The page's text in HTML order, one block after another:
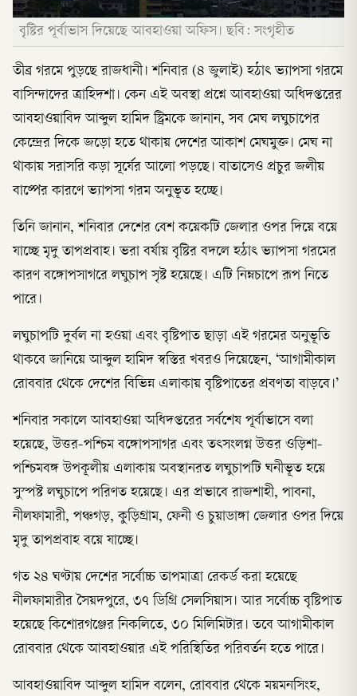
বৃষ্টির পূর্বাভাস দিয়েছে আবহাওয়া অফিস। ছবি: সংগৃহীত
তীব্র গরমে পুড়ছে রাজধানী। শনিবার (৪ জুলাই) হঠাৎ ভ্যাপসা গরমে
বাসিন্দাদের ত্রাহিদশা। কেন এই অবস্থা প্রশ্নে আবহাওয়া অধিদপ্তরের
আবহাওয়াবিদ আব্দুল হামিদ স্ট্রিমকে জানান, সব মেঘ লঘুচাপের
কেন্দ্রের দিকে জড়ো হতে থাকায় দেশের আকাশ মেঘমুক্ত। মেঘ না
থাকায় সরাসরি কড়া সূর্যের আলো পড়ছে। বাতাসেও প্রচুর জলীয়
বাষ্পের কারণে ভ্যাপসা গরম অনুভূত হচ্ছে।
তিনি জানান, শনিবার দেশের বেশ কয়েকটি জেলার ওপর দিয়ে বয়ে
যাচ্ছে মৃদু তাপপ্রবাহ। ভরা বর্ষায় বৃষ্টির বদলে হঠাৎ ভ্যাপসা গরমের
কারণ বঙ্গোপসাগরে লঘুচাপ সৃষ্ট হয়েছে। এটি নিম্নচাপে রূপ নিতে
পারে।
লঘুচাপটি দুর্বল না হওয়া এবং বৃষ্টিপাত ছাড়া এই গরমের অনুভূতি
থাকবে জানিয়ে আব্দুল হামিদ স্বস্তির খবরও দিয়েছেন, ‘আগামীকাল
রোববার থেকে দেশের বিভিন্ন এলাকায় বৃষ্টিপাতের প্রবণতা বাড়বে।’
শনিবার সকালে আবহাওয়া অধিদপ্তরের সর্বশেষ পূর্বাভাসে বলা
হয়েছে, উত্তর-পশ্চিম বঙ্গোপসাগর এবং তৎসংলগ্ন উত্তর ওড়িশা-
পশ্চিমবঙ্গ উপকূলীয় এলাকায় অবস্থানরত লঘুচাপটি ঘনীভূত হয়ে
সুস্পষ্ট লঘুচাপে পরিণত হয়েছে। এর প্রভাবে রাজশাহী, পাবনা,
নীলফামারী, পঞ্চগড়, কুড়িগ্রাম, ফেনী ও চুয়াডাঙ্গা জেলার ওপর দিয়ে
মৃদু তাপপ্রবাহ বয়ে যাচ্ছে।
গত ২৪ ঘণ্টায় দেশের সর্বোচ্চ তাপমাত্রা রেকর্ড করা হয়েছে
নীলফামারীর সৈয়দপুরে, ৩৭ ডিগ্রি সেলসিয়াস। আর সর্বোচ্চ বৃষ্টিপাত
হয়েছে কিশোরগঞ্জের নিকলিতে, ৩০ মিলিমিটার। তবে আগামীকাল
রোববার থেকে আবহাওয়ার এই পরিস্থিতির পরিবর্তন হতে পারে।
আবহাওয়াবিদ আব্দুল হামিদ বলেন, রোববার থেকে ময়মনসিংহ,